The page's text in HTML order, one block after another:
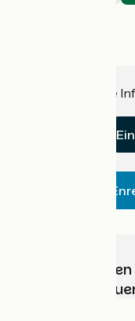
Haben Sie eine
Wählen,
Ihr